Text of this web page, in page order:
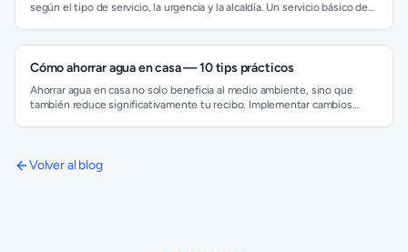
según el tipo de servicio, la urgencia y la alcaldía. Un servicio básico de
para asegurar un precio justo y un trabajo de calidad.
Cómo ahorrar agua en casa — 10 tips prácticos
Ahorrar agua en casa no solo beneficia al medio ambiente, sino que
también reduce significativamente tu recibo. Implementar cambios
cada gota cuenta para una gestión más sostenible y responsable.
Volver al blog